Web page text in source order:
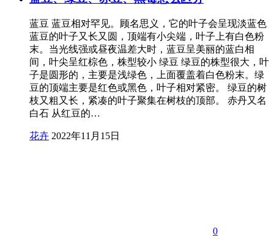
蓝豆 蓝豆相对罕见。顾名思义，它的叶子会呈现淡蓝色
蓝豆的叶子又长又圆，顶端有小尖端，叶子上有白色粉
末。当光线强或昼夜温差大时，蓝豆呈美丽的蓝白相
间，叶尖呈红棕色，株型较小 绿豆 绿豆的株型很大，叶
子是圆形的，主要是浅绿色，上面覆盖着白色粉末。绿
豆的顶端主要是红色或黑色，叶子相对紧密。 绿豆的树
枝又粗又长，紧凑的叶子聚集在树枝的顶部。 赤丹又名
白石 从红豆的…
花卉 2022年11月15日
0